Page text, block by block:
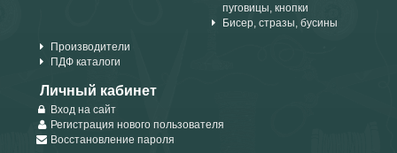
пуговицы, кнопки
Бисер, стразы, бусины
Производители
ПДФ каталоги
Личный кабинет
Вход на сайт
Регистрация нового пользователя
Восстановление пароля